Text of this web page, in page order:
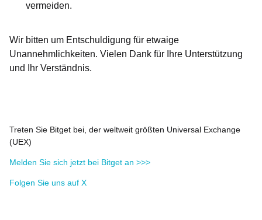
vermeiden.
Wir bitten um Entschuldigung für etwaige
Unannehmlichkeiten. Vielen Dank für Ihre Unterstützung
und Ihr Verständnis.
Treten Sie Bitget bei, der weltweit größten Universal Exchange
(UEX)
Melden Sie sich jetzt bei Bitget an >>>
Folgen Sie uns auf X